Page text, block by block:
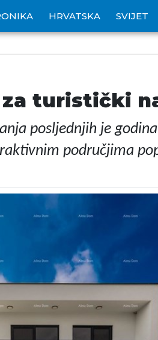
HRVATSKA SVIJET
turistički
posljednjih je
područjima